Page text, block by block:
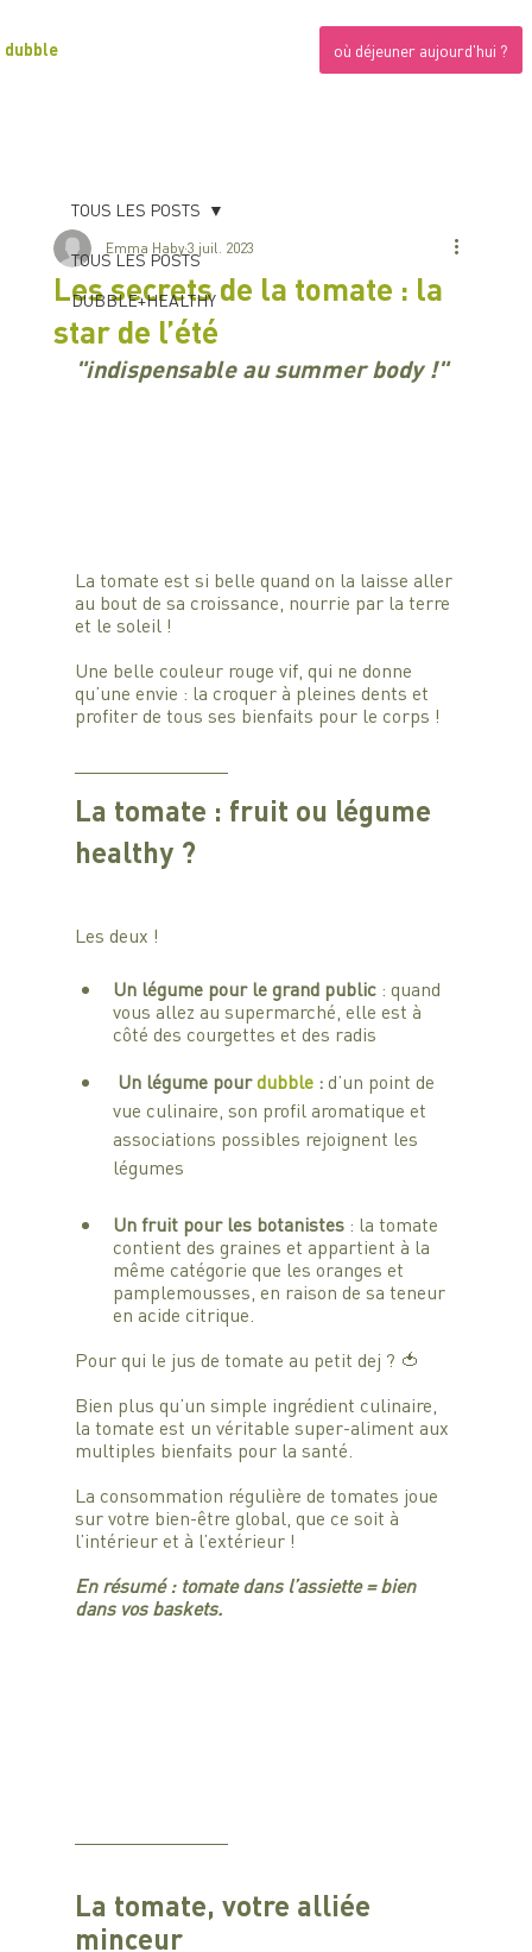
où déjeuner aujourd'hui ?
dubble
TOUS LES POSTS
DUBBLE+HEALTHY
TOUS LES POSTS
Les secrets de la tomate : la
star de l’été
Emma Haby 3 juil. 2023
"indispensable au summer body !"
La tomate est si belle quand on la laisse aller
au bout de sa croissance, nourrie par la terre
et le soleil !
Une belle couleur rouge vif, qui ne donne
qu’une envie : la croquer à pleines dents et
profiter de tous ses bienfaits pour le corps !
La tomate : fruit ou légume
healthy ?
Les deux !
Un légume pour le grand public : quand
vous allez au supermarché, elle est à
côté des courgettes et des radis
Un légume pour dubble : d’un point de
vue culinaire, son profil aromatique et
associations possibles rejoignent les
légumes
Un fruit pour les botanistes : la tomate
contient des graines et appartient à la
même catégorie que les oranges et
pamplemousses, en raison de sa teneur
en acide citrique.
Pour qui le jus de tomate au petit dej ? 🍅
Bien plus qu’un simple ingrédient culinaire,
la tomate est un véritable super-aliment aux
multiples bienfaits pour la santé.
La consommation régulière de tomates joue
sur votre bien-être global, que ce soit à
l’intérieur et à l’extérieur !
En résumé : tomate dans l’assiette = bien
dans vos baskets.
La tomate, votre alliée
minceur